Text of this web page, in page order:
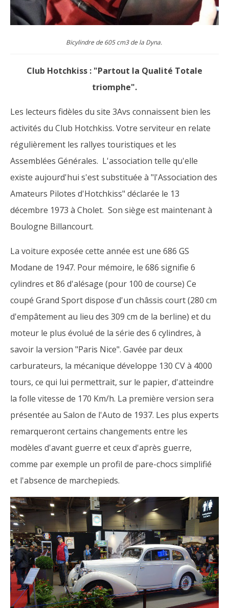
Bicylindre de 605 cm3 de la Dyna.
Club Hotchkiss : "Partout la Qualité Totale
triomphe".
Les lecteurs fidèles du site 3Avs connaissent bien les
activités du Club Hotchkiss. Votre serviteur en relate
régulièrement les rallyes touristiques et les
Assemblées Générales. L'association telle qu'elle
existe aujourd'hui s'est substituée à "l'Association des
Amateurs Pilotes d'Hotchkiss" déclarée le 13
décembre 1973 à Cholet. Son siège est maintenant à
Boulogne Billancourt.
La voiture exposée cette année est une 686 GS
Modane de 1947. Pour mémoire, le 686 signifie 6
cylindres et 86 d'alésage (pour 100 de course) Ce
coupé Grand Sport dispose d'un châssis court (280 cm
d'empâtement au lieu des 309 cm de la berline) et du
moteur le plus évolué de la série des 6 cylindres, à
savoir la version "Paris Nice". Gavée par deux
carburateurs, la mécanique développe 130 CV à 4000
tours, ce qui lui permettrait, sur le papier, d'atteindre
la folle vitesse de 170 Km/h. La première version sera
présentée au Salon de l'Auto de 1937. Les plus experts
remarqueront certains changements entre les
modèles d'avant guerre et ceux d'après guerre,
comme par exemple un profil de pare-chocs simplifié
et l'absence de marchepieds.